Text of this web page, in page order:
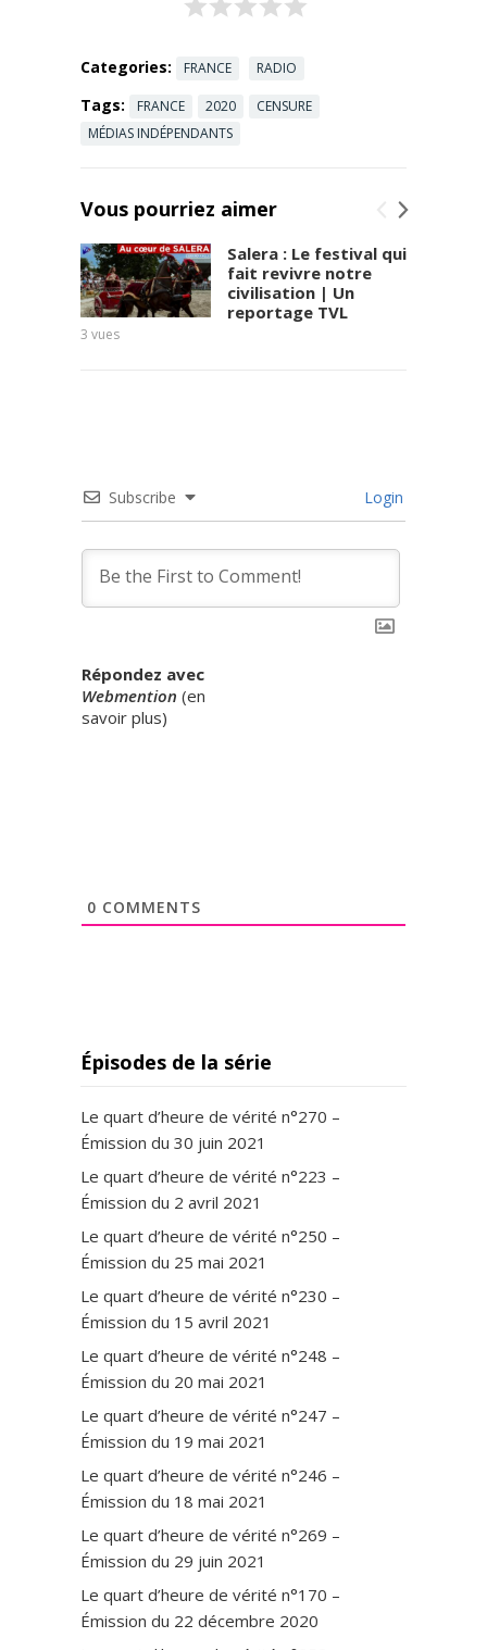
Categories: FRANCE RADIO
Tags: FRANCE 2020
CENSURE
MÉDIAS INDÉPENDANTS
Vous pourriez aimer
Salera : Le festival qui
fait revivre notre
civilisation | Un
reportage TVL
3 vues
Subscribe Login
Répondez avec
Webmention (en
savoir plus)
0 COMMENTS
Épisodes de la série
Le quart d’heure de vérité n°270 –
Émission du 30 juin 2021
Le quart d’heure de vérité n°223 –
Émission du 2 avril 2021
Le quart d’heure de vérité n°250 –
Émission du 25 mai 2021
Le quart d’heure de vérité n°230 –
Émission du 15 avril 2021
Le quart d’heure de vérité n°248 –
Émission du 20 mai 2021
Le quart d’heure de vérité n°247 –
Émission du 19 mai 2021
Le quart d’heure de vérité n°246 –
Émission du 18 mai 2021
Le quart d’heure de vérité n°269 –
Émission du 29 juin 2021
Le quart d’heure de vérité n°170 –
Émission du 22 décembre 2020